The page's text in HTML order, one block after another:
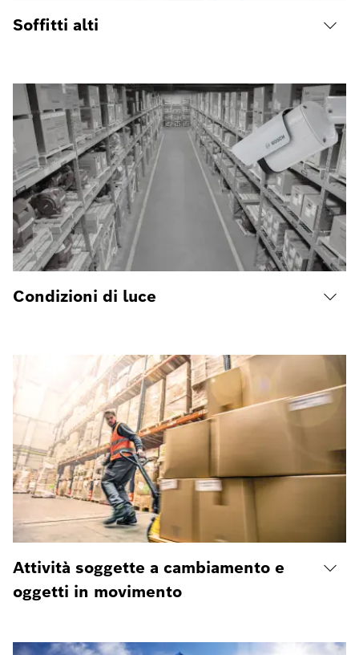
Soffitti alti
Condizioni di luce
Attività soggette a cambiamento e
oggetti in movimento